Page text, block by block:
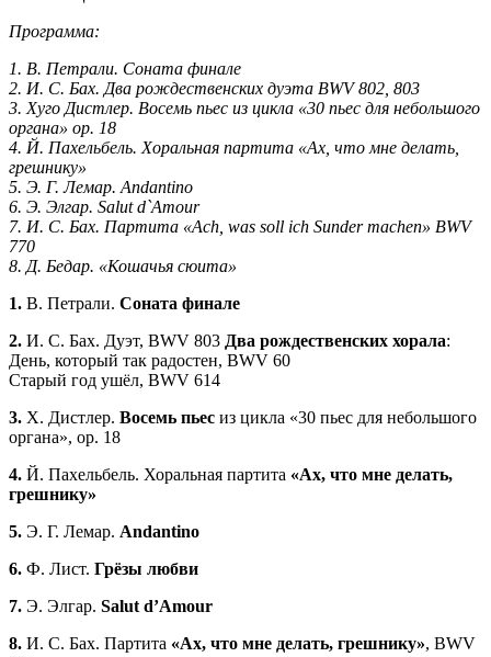
Программа:
1. В. Петрали. Соната финале
2. И. С. Бах. Два рождественских дуэта BWV 802, 803
3. Хуго Дистлер. Восемь пьес из цикла «30 пьес для небольшого
органа» op. 18
4. Й. Пахельбель. Хоральная партита «Ах, что мне делать,
грешнику»
5. Э. Г. Лемар. Andantino
6. Э. Элгар. Salut d`Amour
7. И. С. Бах. Партита «Ach, was soll ich Sunder machen» BWV
770
8. Д. Бедар. «Кошачья сюита»
1. В. Петрали. Соната финале
2. И. С. Бах. Дуэт, BWV 803 Два рождественских хорала:
День, который так радостен, BWV 60
Старый год ушёл, BWV 614
3. Х. Дистлер. Восемь пьес из цикла «30 пьес для небольшого
органа», op. 18
4. Й. Пахельбель. Хоральная партита «Ах, что мне делать,
грешнику»
5. Э. Г. Лемар. Andantino
6. Ф. Лист. Грёзы любви
7. Э. Элгар. Salut d’Amour
8. И. С. Бах. Партита «Ах, что мне делать, грешнику», BWV